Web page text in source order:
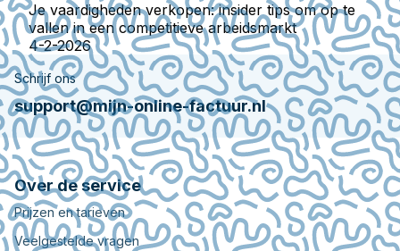
Je vaardigheden verkopen: insider tips om op te
vallen in een competitieve arbeidsmarkt
4-2-2026
Schrijf ons
support@mijn-online-factuur.nl
Over de service
Prijzen en tarieven
Veelgestelde vragen